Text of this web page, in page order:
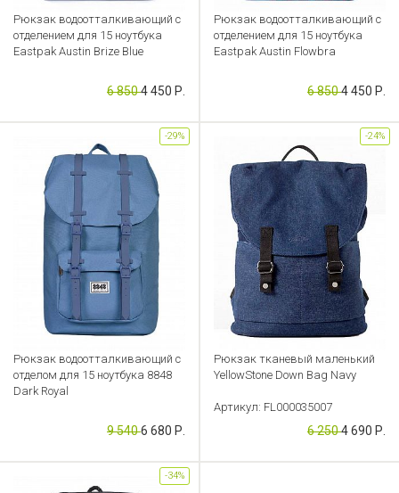
Рюкзак водоотталкивающий с
отделением для 15 ноутбука
Eastpak Austin Brize Blue
Артикул: FL000039080
6 8504 450 Р.
Рюкзак водоотталкивающий с
отделением для 15 ноутбука
Eastpak Austin Flowbra
Артикул: FL000039094
6 8504 450 Р.
Рюкзак водоотталкивающий с
отделом для 15 ноутбука 8848
Dark Royal
Артикул: FL000038965
9 5406 680 Р.
-29%
Рюкзак тканевый маленький
YellowStone Down Bag Navy
Артикул: FL000035007
6 2504 690 Р.
-24%
-34%